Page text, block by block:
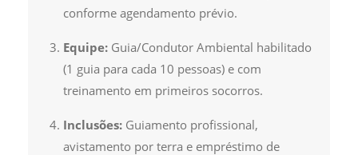
conforme agendamento prévio.
Equipe: Guia/Condutor Ambiental habilitado
(1 guia para cada 10 pessoas) e com
treinamento em primeiros socorros.
Inclusões: Guiamento profissional,
avistamento por terra e empréstimo de